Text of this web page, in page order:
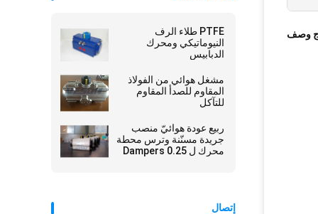
PTFE طلاء الرف
النيوماتيكي ومحرك
الدبابيس
مشغل هوائي من الفولاذ
المقاوم للصدأ المقاوم
للتآكل
ربيع عودة هوائيّ منصب
جريدة مسنّنة وترس محطة
محرك ل Dampers 0.25
إتصال
وصف